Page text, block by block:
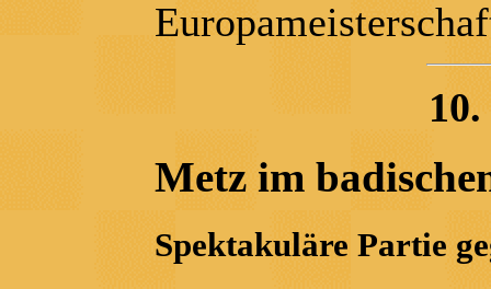
Metz im
Spektakuläre Partie